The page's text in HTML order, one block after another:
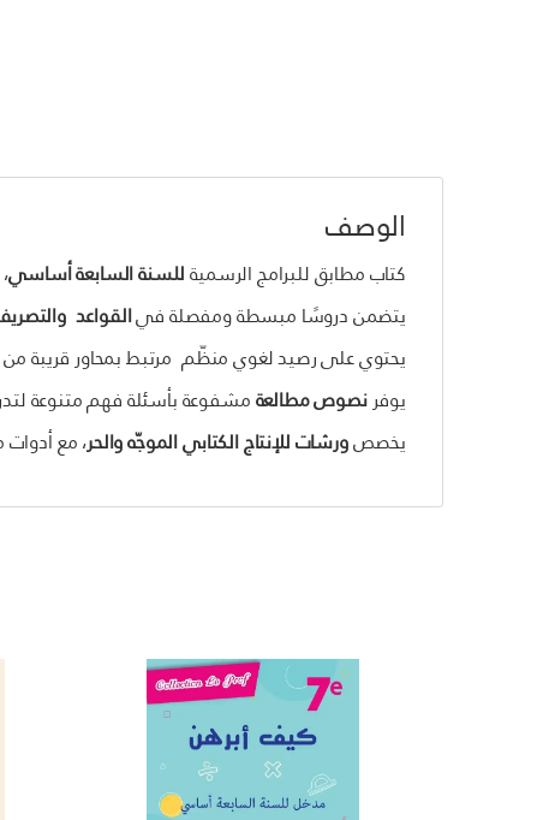
الوصف
كتاب مطابق للبرامج الرسميةللسنة السابعة أساسي
يتضمن دروسًا مبسطة ومفصلة فيالقواعد
يحتوي على رصيد لغوي منظّم مرتبط بمحاور قريبة من
يوفرنصوص مطالعةمشفوعة بأسئلة فهم متنوعة
يخصصورشات للإنتاج الكتابي الموجّه والحر، مع